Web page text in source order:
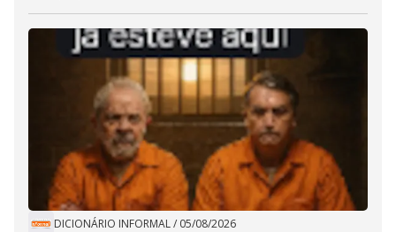
DICIONÁRIO INFORMAL/ 05/08/2026